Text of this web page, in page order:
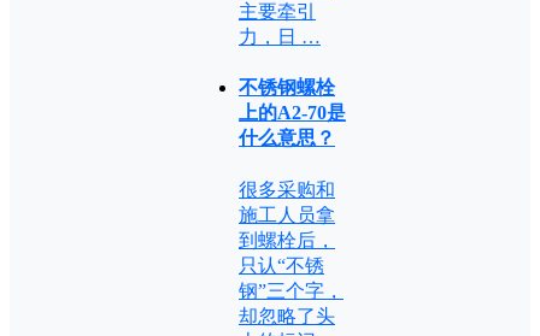
主要牵引
力，日 …
不锈钢螺栓
上的A2-70是
什么意思？
很多采购和
施工人员拿
到螺栓后，
只认“不锈
钢”三个字，
却忽略了头